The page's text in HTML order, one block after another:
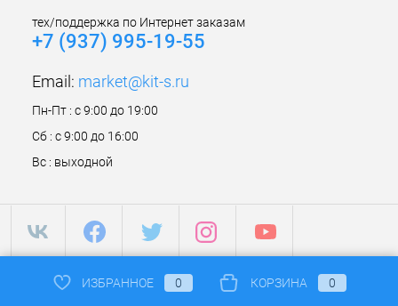
тех/поддержка по Интернет заказам
+7 (937) 995-19-55
Email: market@kit-s.ru
Пн-Пт : с 9:00 до 19:00
Сб : с 9:00 до 16:00
Вс : выходной
ИЗБРАННОЕ 0 КОРЗИНА 0